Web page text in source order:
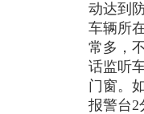
动达到
车辆所
常多，
话监听
门窗。
报警台2